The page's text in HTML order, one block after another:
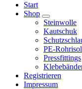
Start
Shop
Steinwolle
Kautschuk
PE-
Pressfittings
Registrieren
Impressum